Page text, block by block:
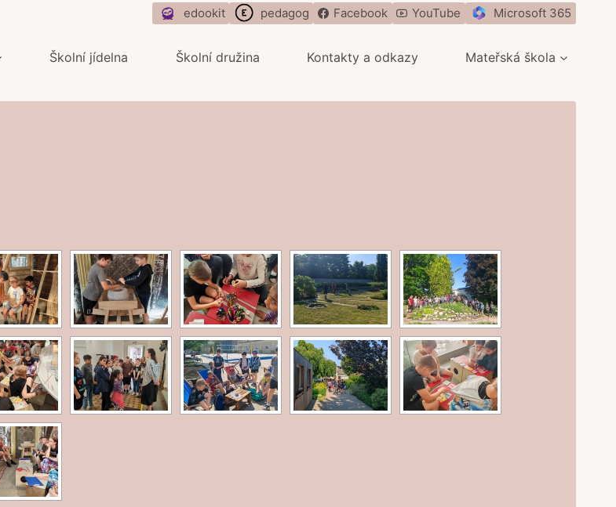
edookit pedagog Facebook YouTube Microsoft 365
Školní jídelna Školní družina Kontakty a odkazy Mateřská škola